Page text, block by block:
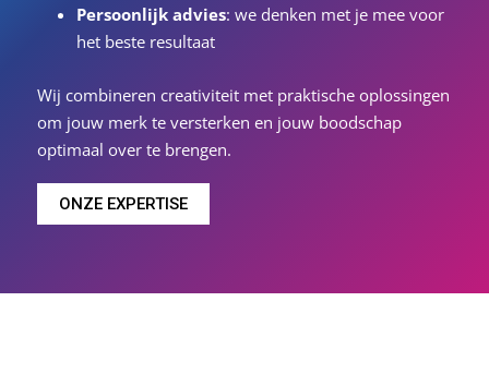
Persoonlijk advies: we denken met je mee voor
het beste resultaat
Wij combineren creativiteit met praktische oplossingen
om jouw merk te versterken en jouw boodschap
optimaal over te brengen.
ONZE EXPERTISE